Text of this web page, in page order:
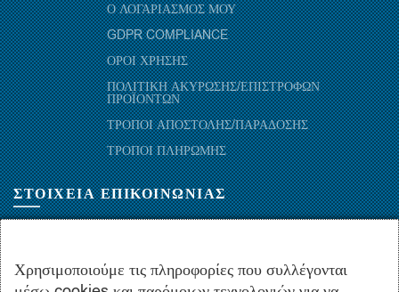
Ο ΛΟΓΑΡΙΑΣΜΟΣ ΜΟΥ
GDPR COMPLIANCE
ΟΡΟΙ ΧΡΗΣΗΣ
ΠΟΛΙΤΙΚΗ ΑΚΥΡΩΣΗΣ/ΕΠΙΣΤΡΟΦΩΝ
ΠΡΟΪΟΝΤΩΝ
ΤΡΟΠΟΙ ΑΠΟΣΤΟΛΗΣ/ΠΑΡΑΔΟΣΗΣ
ΤΡΟΠΟΙ ΠΛΗΡΩΜΗΣ
ΣΤΟΙΧΕΙΑ ΕΠΙΚΟΙΝΩΝΙΑΣ
+30.210-5143367,+30.210-5154659,+30.210-5147842
Χρησιμοποιούμε τις πληροφορίες που συλλέγονται